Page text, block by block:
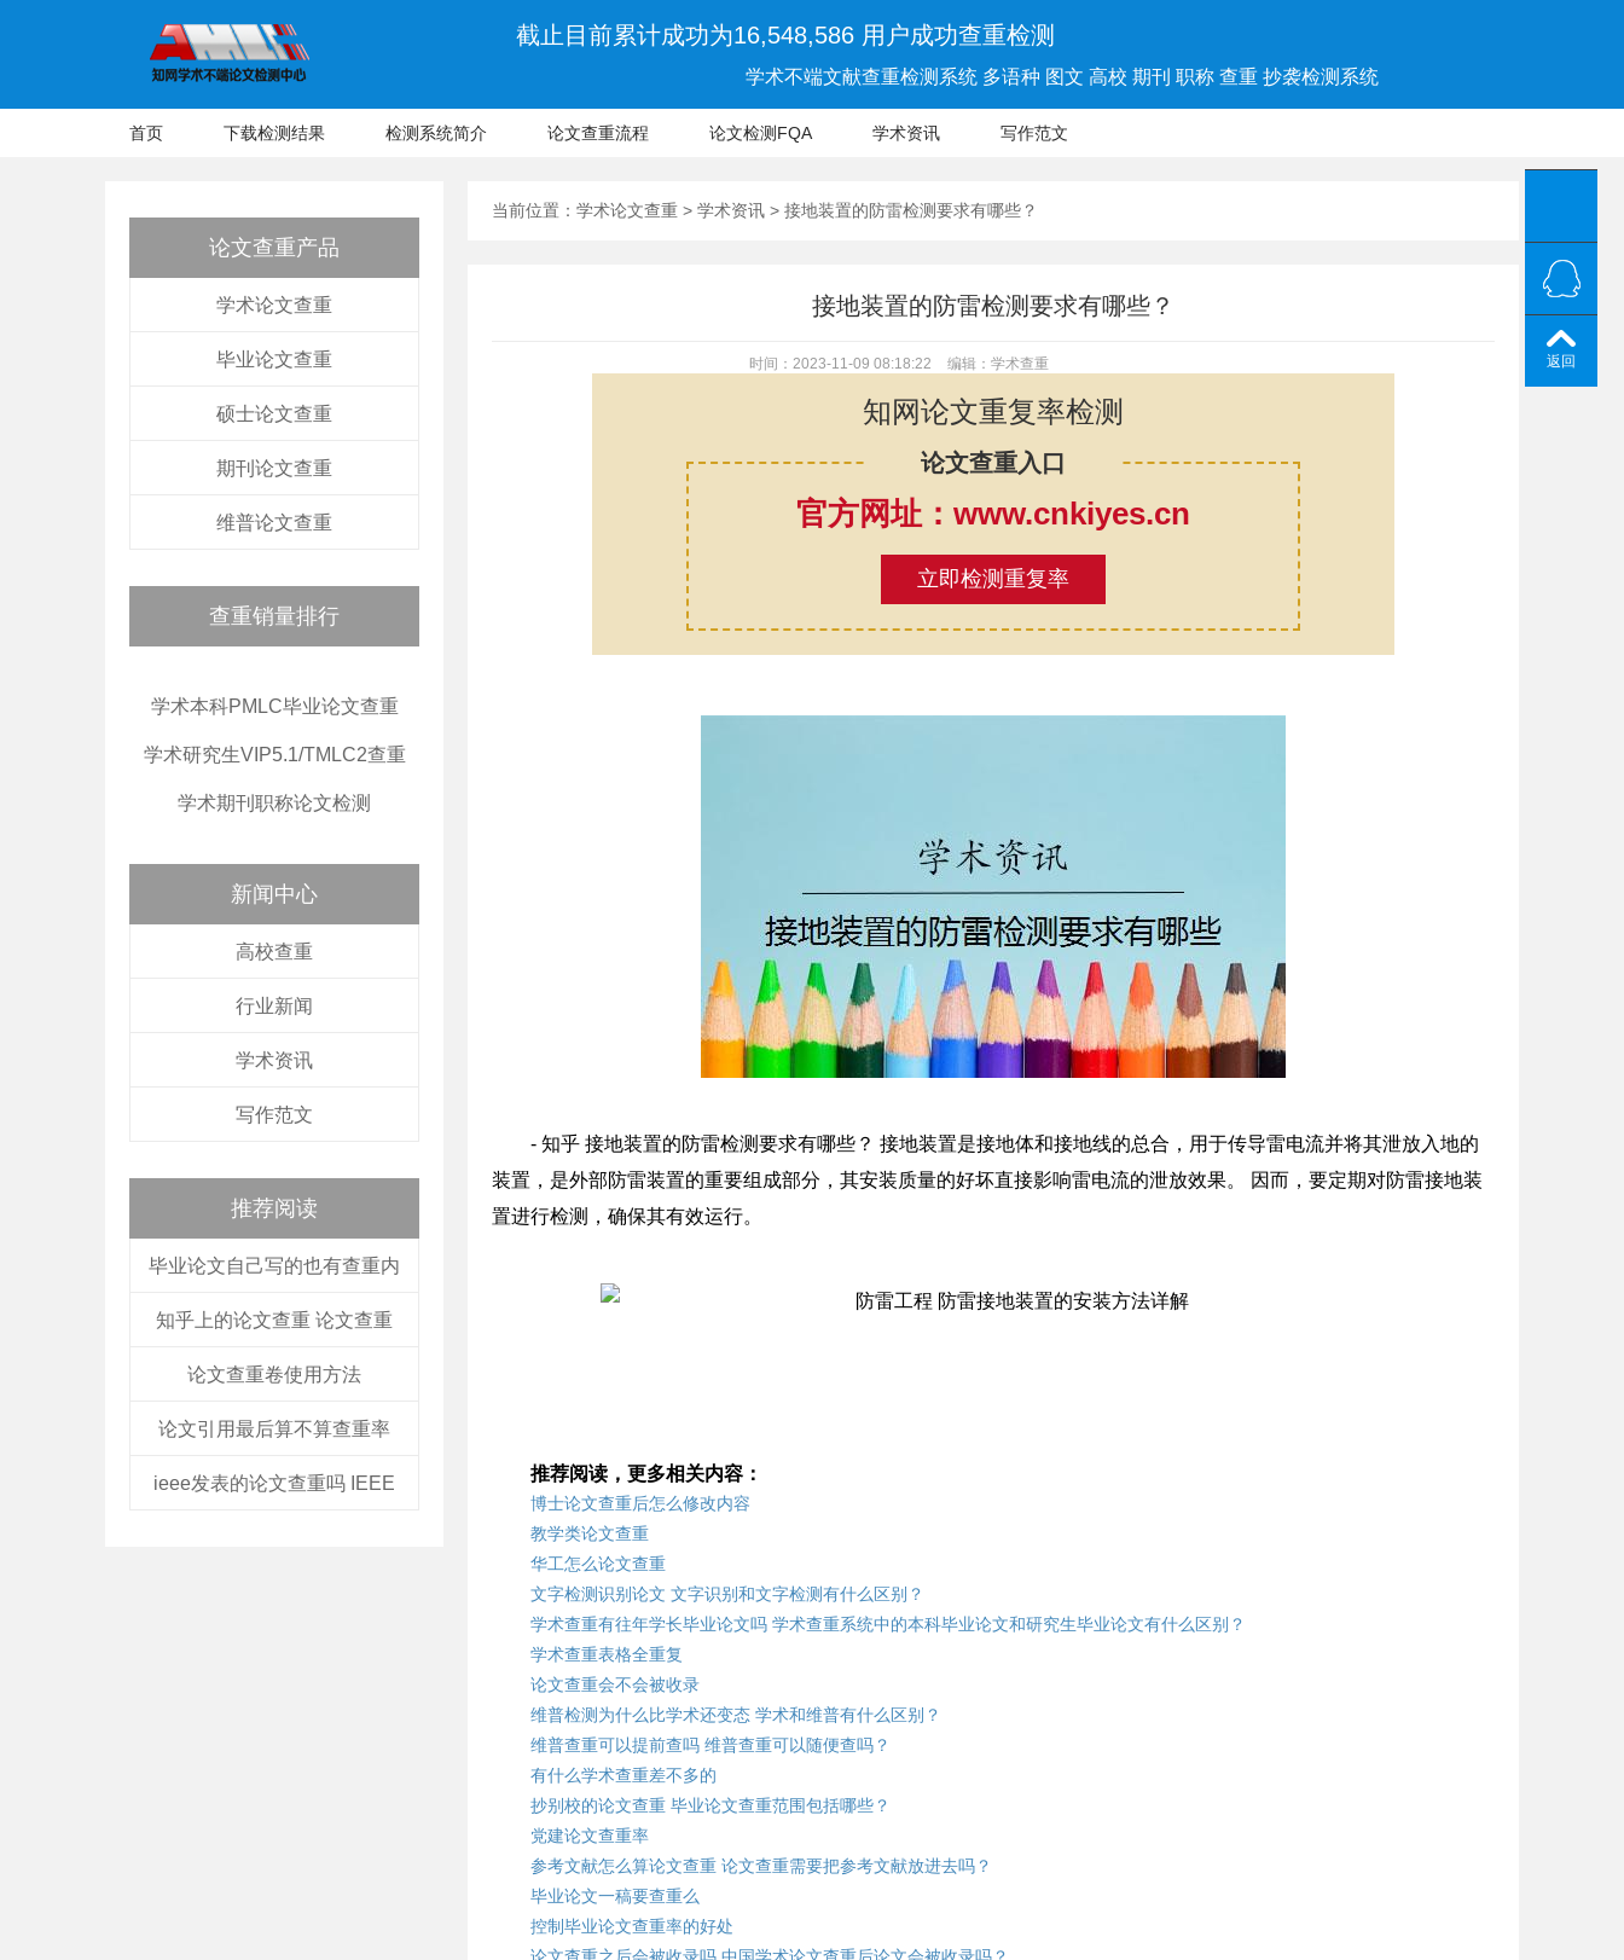
截止目前累计成功为16,548,586 用户成功查重检测
学术不端文献查重检测系统 多语种 图文 高校 期刊 职称 查重 抄袭检测系统
首页 下载检测结果 检测系统简介 论文查重流程 论文检测FQA 学术资讯 写作范文
论文查重产品
学术论文查重
毕业论文查重
硕士论文查重
期刊论文查重
维普论文查重
查重销量排行
学术本科PMLC毕业论文查重
学术研究生VIP5.1/TMLC2查重
学术期刊职称论文检测
新闻中心
高校查重
行业新闻
学术资讯
写作范文
推荐阅读
毕业论文自己写的也有查重内
知乎上的论文查重 论文查重
论文查重卷使用方法
论文引用最后算不算查重率
ieee发表的论文查重吗 IEEE
当前位置： 学术论文查重 > 学术资讯 > 接地装置的防雷检测要求有哪些？
接地装置的防雷检测要求有哪些？
时间：2023-11-09 08:18:22 编辑：学术查重
知网论文重复率检测
论文查重入口
官方网址：www.cnkiyes.cn
立即检测重复率
- 知乎 接地装置的防雷检测要求有哪些？ 接地装置是接地体和接地线的总合，用于传导雷电流并将其泄放入地的
装置，是外部防雷装置的重要组成部分，其安装质量的好坏直接影响雷电流的泄放效果。 因而，要定期对防雷接地装
置进行检测，确保其有效运行。
推荐阅读，更多相关内容：
博士论文查重后怎么修改内容
教学类论文查重
华工怎么论文查重
文字检测识别论文 文字识别和文字检测有什么区别？
学术查重有往年学长毕业论文吗 学术查重系统中的本科毕业论文和研究生毕业论文有什么区别？
学术查重表格全重复
论文查重会不会被收录
维普检测为什么比学术还变态 学术和维普有什么区别？
维普查重可以提前查吗 维普查重可以随便查吗？
有什么学术查重差不多的
抄别校的论文查重 毕业论文查重范围包括哪些？
党建论文查重率
参考文献怎么算论文查重 论文查重需要把参考文献放进去吗？
毕业论文一稿要查重么
控制毕业论文查重率的好处
返回